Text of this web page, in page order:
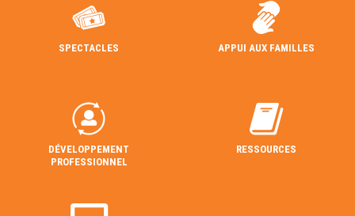
SPECTACLES APPUI AUX FAMILLES
DÉVELOPPEMENT
PROFESSIONNEL
RESSOURCES